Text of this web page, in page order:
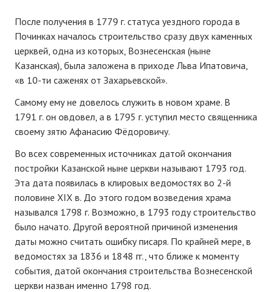
После получения в 1779 г. статуса уездного города в
Починках началось строительство сразу двух каменных
церквей, одна из которых, Вознесенская (ныне
Казанская), была заложена в приходе Льва Ипатовича,
«в 10-ти саженях от Захарьевской».
Самому ему не довелось служить в новом храме. В
1791 г. он овдовел, а в 1795 г. уступил место священника
своему зятю Афанасию Фёдоровичу.
Во всех современных источниках датой окончания
постройки Казанской ныне церкви называют 1793 год.
Эта дата появилась в клировых ведомостях во 2-й
половине XIX в. До этого годом возведения храма
назывался 1798 г. Возможно, в 1793 году строительство
было начато. Другой вероятной причиной изменения
даты можно считать ошибку писаря. По крайней мере, в
ведомостях за 1836 и 1848 гг., что ближе к моменту
события, датой окончания строительства Вознесенской
церкви назван именно 1798 год.